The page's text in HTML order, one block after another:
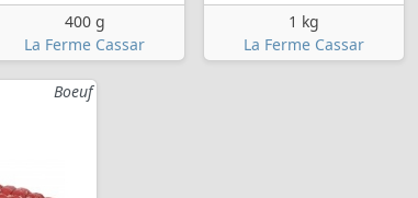
400 g
La Ferme Cassar
1 kg
La Ferme Cassar
Boeuf